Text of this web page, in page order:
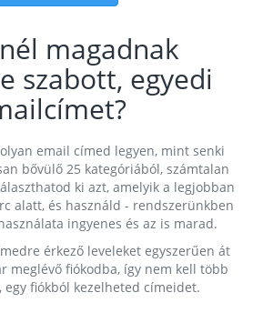
magadnak
szabott, egyedi
email címed legyen, mint senki
bővülő 25 kategóriából, számtalan
ki azt, amelyik a legjobban
alatt, és használd - rendszerünkben
ingyenes és az is marad.
érkező leveleket egyszerűen át
meglévő fiókodba, így nem kell több
fiókból kezelheted címeidet.